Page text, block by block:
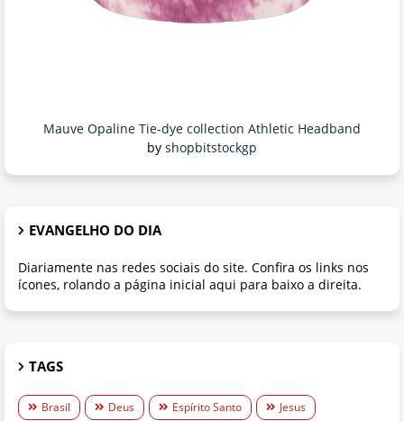
Mauve Opaline Tie-dye collection Athletic Headband
by shopbitstockgp
EVANGELHO DO DIA
Diariamente nas redes sociais do site. Confira os links nos
ícones, rolando a página inicial aqui para baixo a direita.
TAGS
Brasil Deus Espírito Santo
Jesus